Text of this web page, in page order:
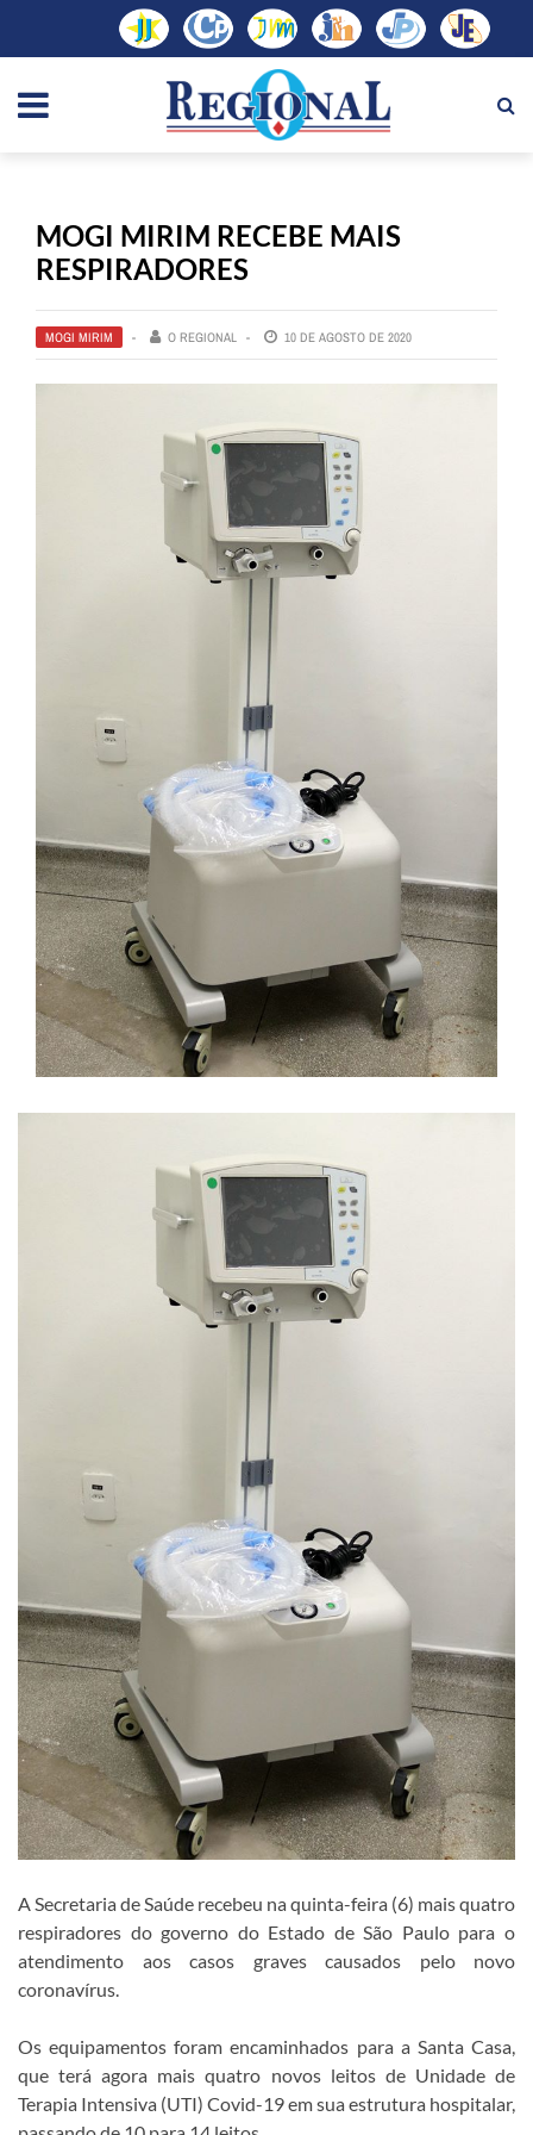
MOGI MIRIM RECEBE MAIS
RESPIRADORES
MOGI MIRIM O REGIONAL 10 DE AGOSTO DE 2020
A Secretaria de Saúde recebeu na quinta-feira (6) mais quatro
respiradores do governo do Estado de São Paulo para o
atendimento aos casos graves causados pelo novo
coronavírus.
Os equipamentos foram encaminhados para a Santa Casa,
que terá agora mais quatro novos leitos de Unidade de
Terapia Intensiva (UTI) Covid-19 em sua estrutura hospitalar,